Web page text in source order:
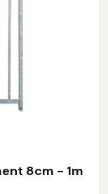
8cm - 1m